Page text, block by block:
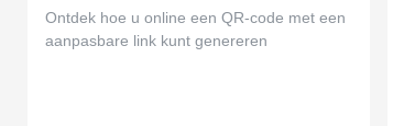
Ontdek hoe u online een QR-code met een
aanpasbare link kunt genereren